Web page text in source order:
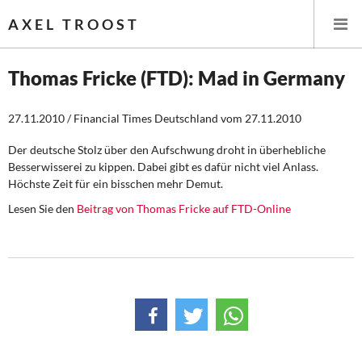
AXEL TROOST
Themen
Leitlinien linker Wirtschafts- und Finanzpolitik
Steuer- und Finanzpolitik
Öffentliche Infrastruktur und Daseinsvorsorge
Eurokrise und Griechenland
Thomas Fricke (FTD): Mad in Germany
27.11.2010 / Financial Times Deutschland vom 27.11.2010
Der deutsche Stolz über den Aufschwung droht in überhebliche
Besserwisserei zu kippen. Dabei gibt es dafür nicht viel Anlass.
Höchste Zeit für ein bisschen mehr Demut.
Lesen Sie den Beitrag von Thomas Fricke auf FTD-Online